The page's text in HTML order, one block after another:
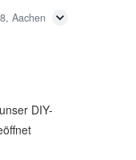
Aachen
DIY-